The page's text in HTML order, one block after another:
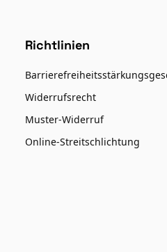
Richtlinien
Widerrufsrecht
Muster-Widerruf
Online-Streitschlichtung